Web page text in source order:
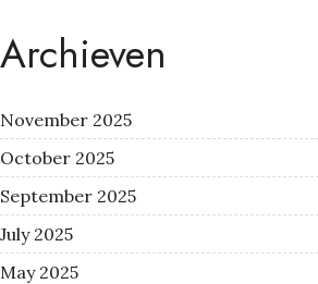
Archieven
November 2025
October 2025
September 2025
July 2025
May 2025